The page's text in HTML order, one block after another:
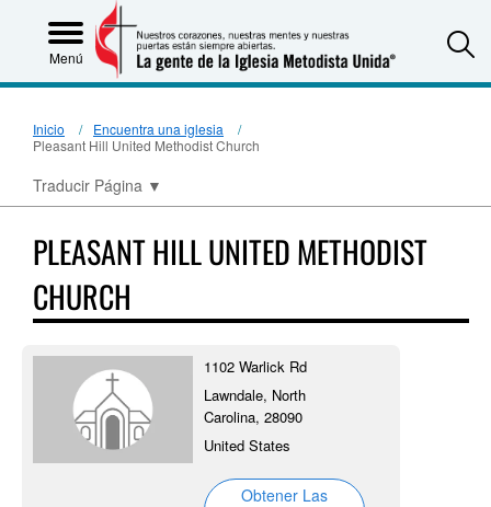
Menú
Inicio
Encuentra una iglesia
Pleasant Hill United Methodist Church
Traducir Página ▼
PLEASANT HILL UNITED METHODIST
CHURCH
1102 Warlick Rd
Lawndale, North
Carolina, 28090
United States
Obtener Las